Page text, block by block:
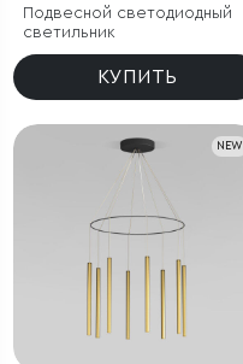
Подвесной светодиодный
светильник
КУПИТЬ
NEW